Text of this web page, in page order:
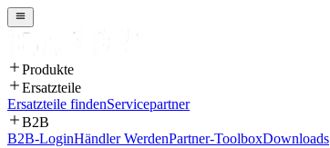
Produkte
Ersatzteile
Ersatzteile findenServicepartner
B2B
B2B-LoginHändler WerdenPartner-ToolboxDownloads